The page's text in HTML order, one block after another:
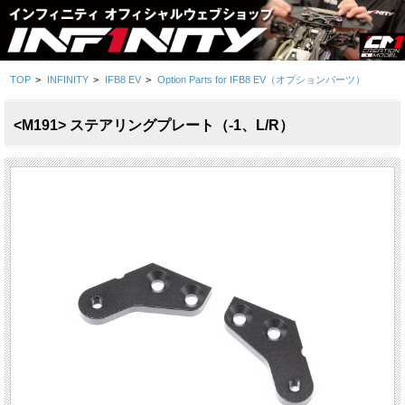
TOP > INFINITY > IFB8 EV > Option Parts for IFB8 EV（オプションパーツ）
<M191> ステアリングプレート（-1、L/R）